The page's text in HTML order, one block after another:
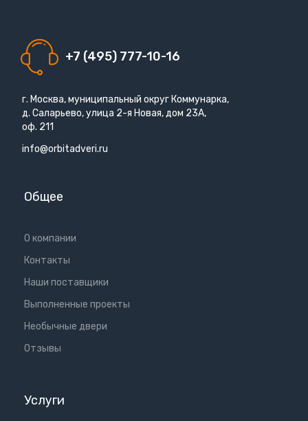
+7 (495) 777-10-16
г. Москва, муниципальный округ Коммунарка,
д. Саларьево, улица 2-я Новая, дом 23А,
оф. 211
info@orbitadveri.ru
Общее
О компании
Контакты
Наши поставщики
Выполненные проекты
Необычные двери
Отзывы
Услуги